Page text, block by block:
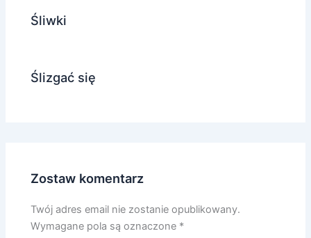
Śliwki
Ślizgać się
Zostaw komentarz
Twój adres email nie zostanie opublikowany.
Wymagane pola są oznaczone *